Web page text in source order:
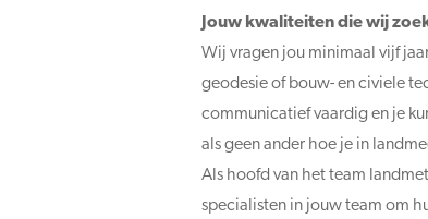
Jouw kwaliteiten die wij
Wij vragen jou minimaal vijf
geodesie of bouw- en civiele
communicatief vaardig en je
als geen ander hoe je in
Als hoofd van het team
specialisten in jouw team om